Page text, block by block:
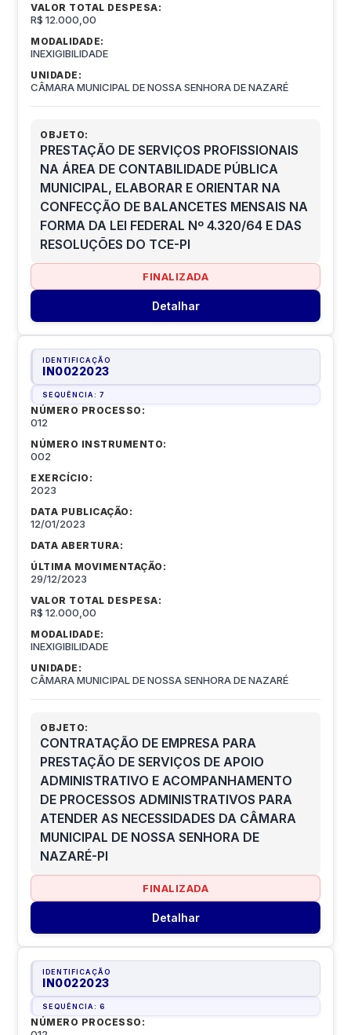
VALOR TOTAL DESPESA:
R$ 12.000,00
MODALIDADE:
INEXIGIBILIDADE
UNIDADE:
CÂMARA MUNICIPAL DE NOSSA SENHORA DE NAZARÉ
OBJETO:
PRESTAÇÃO DE SERVIÇOS PROFISSIONAIS
NA ÁREA DE CONTABILIDADE PÚBLICA
MUNICIPAL, ELABORAR E ORIENTAR NA
CONFECÇÃO DE BALANCETES MENSAIS NA
FORMA DA LEI FEDERAL Nº 4.320/64 E DAS
RESOLUÇÕES DO TCE-PI
FINALIZADA
Detalhar
IDENTIFICAÇÃO
IN0022023
SEQUÊNCIA:7
NÚMERO PROCESSO:
012
NÚMERO INSTRUMENTO:
002
EXERCÍCIO:
2023
DATA PUBLICAÇÃO:
12/01/2023
DATA ABERTURA:
ÚLTIMA MOVIMENTAÇÃO:
29/12/2023
VALOR TOTAL DESPESA:
R$ 12.000,00
MODALIDADE:
INEXIGIBILIDADE
UNIDADE:
CÂMARA MUNICIPAL DE NOSSA SENHORA DE NAZARÉ
OBJETO:
CONTRATAÇÃO DE EMPRESA PARA
PRESTAÇÃO DE SERVIÇOS DE APOIO
ADMINISTRATIVO E ACOMPANHAMENTO
DE PROCESSOS ADMINISTRATIVOS PARA
ATENDER AS NECESSIDADES DA CÂMARA
MUNICIPAL DE NOSSA SENHORA DE
NAZARÉ-PI
FINALIZADA
Detalhar
IDENTIFICAÇÃO
IN0022023
SEQUÊNCIA:6
NÚMERO PROCESSO: